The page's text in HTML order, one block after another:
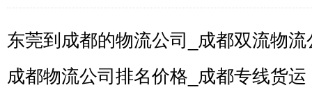
东莞到成都的物流公司_成都双流物流
成都物流公司排名价格_成都专线货运